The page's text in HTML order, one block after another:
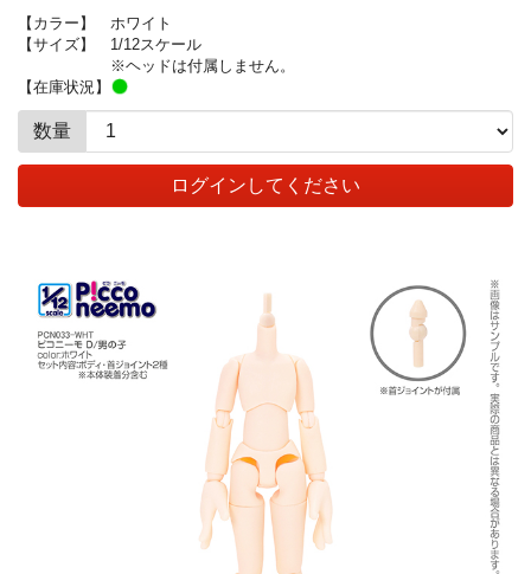
【カラー】
ホワイト
【サイズ】
1/12スケール
※ヘッドは付属しません。
【在庫状況】
数量
ログインしてください